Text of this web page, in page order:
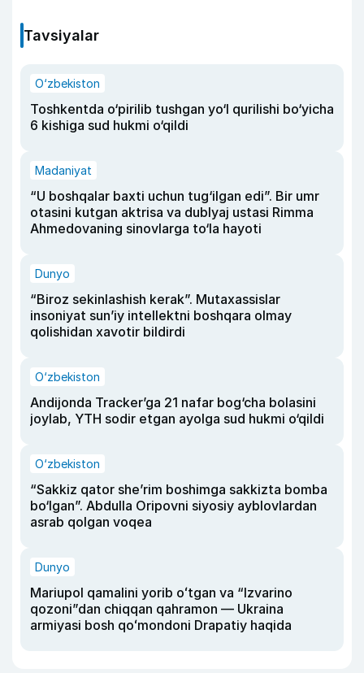
Tavsiyalar
O‘zbekiston
Toshkentda o‘pirilib tushgan yo‘l qurilishi bo‘yicha
6 kishiga sud hukmi o‘qildi
Madaniyat
“U boshqalar baxti uchun tug‘ilgan edi”. Bir umr
otasini kutgan aktrisa va dublyaj ustasi Rimma
Ahmedovaning sinovlarga to‘la hayoti
Dunyo
“Biroz sekinlashish kerak”. Mutaxassislar
insoniyat sun’iy intellektni boshqara olmay
qolishidan xavotir bildirdi
O‘zbekiston
Andijonda Tracker’ga 21 nafar bog‘cha bolasini
joylab, YTH sodir etgan ayolga sud hukmi o‘qildi
O‘zbekiston
“Sakkiz qator she’rim boshimga sakkizta bomba
bo‘lgan”. Abdulla Oripovni siyosiy ayblovlardan
asrab qolgan voqea
Dunyo
Mariupol qamalini yorib oʻtgan va “Izvarino
qozoni”dan chiqqan qahramon — Ukraina
armiyasi bosh qoʻmondoni Drapatiy haqida